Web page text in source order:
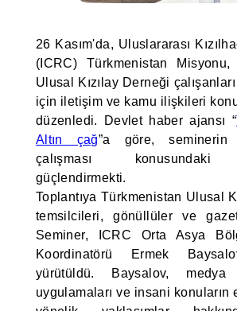
26 Kasım'da, Uluslararası
(ICRC) Türkmenistan Misyonu,
Ulusal Kızılay Derneği
için iletişim ve kamu ilişkileri
düzenledi. Devlet haber ajansı “
Altın çağ”a göre, seminerin
çalışması konusundaki
güçlendirmekti.
Toplantıya Türkmenistan Ulusal
temsilcileri, gönüllüler ve
Seminer, ICRC Orta Asya
Koordinatörü Ermek
yürütüldü. Baysalov,
uygulamaları ve insani konuların